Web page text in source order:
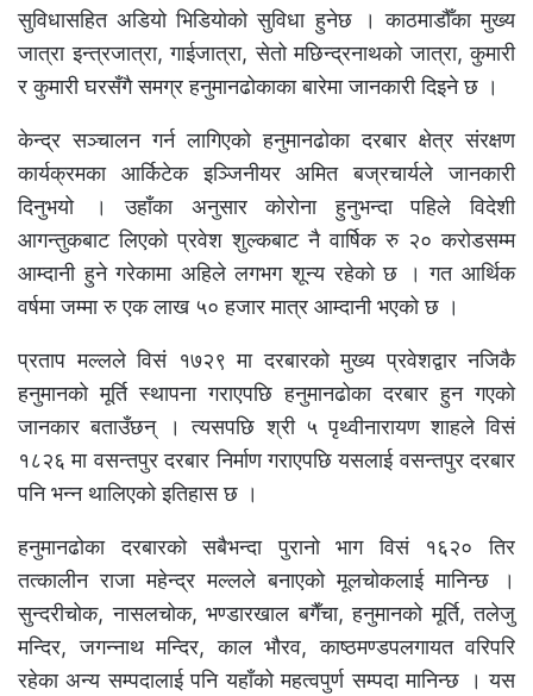
सुविधासहित अडियो भिडियोको सुविधा हुनेछ । काठमाडौँका मुख्य
जात्रा इन्त्रजात्रा, गाईजात्रा, सेतो मछिन्द्रनाथको जात्रा, कुमारी
र कुमारी घरसँगै समग्र हनुमानढोकाका बारेमा जानकारी दिइने छ ।
केन्द्र सञ्चालन गर्न लागिएको हनुमानढोका दरबार क्षेत्र संरक्षण
कार्यक्रमका आर्किटेक इञ्जिनीयर अमित बज्रचार्यले जानकारी
दिनुभयो । उहाँका अनुसार कोरोना हुनुभन्दा पहिले विदेशी
आगन्तुकबाट लिएको प्रवेश शुल्कबाट नै वार्षिक रु २० करोडसम्म
आम्दानी हुने गरेकामा अहिले लगभग शून्य रहेको छ । गत आर्थिक
वर्षमा जम्मा रु एक लाख ५० हजार मात्र आम्दानी भएको छ ।
प्रताप मल्लले विसं १७२९ मा दरबारको मुख्य प्रवेशद्वार नजिकै
हनुमानको मूर्ति स्थापना गराएपछि हनुमानढोका दरबार हुन गएको
जानकार बताउँछन् । त्यसपछि श्री ५ पृथ्वीनारायण शाहले विसं
१८२६ मा वसन्तपुर दरबार निर्माण गराएपछि यसलाई वसन्तपुर दरबार
पनि भन्न थालिएको इतिहास छ ।
हनुमानढोका दरबारको सबैभन्दा पुरानो भाग विसं १६२० तिर
तत्कालीन राजा महेन्द्र मल्लले बनाएको मूलचोकलाई मानिन्छ ।
सुन्दरीचोक, नासलचोक, भण्डारखाल बगैँचा, हनुमानको मूर्ति, तलेजु
मन्दिर, जगन्नाथ मन्दिर, काल भौरव, काष्ठमण्डपलगायत वरिपरि
रहेका अन्य सम्पदालाई पनि यहाँको महत्वपुर्ण सम्पदा मानिन्छ । यस